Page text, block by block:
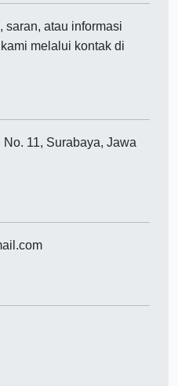
saran, atau informasi
melalui kontak di
11, Surabaya, Jawa